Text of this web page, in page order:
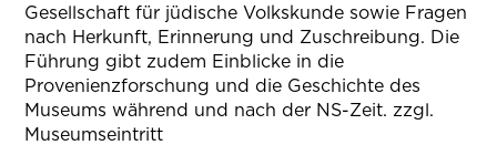
Gesellschaft für jüdische Volkskunde sowie Fragen
nach Herkunft, Erinnerung und Zuschreibung. Die
Führung gibt zudem Einblicke in die
Provenienzforschung und die Geschichte des
Museums während und nach der NS-Zeit. zzgl.
Museumseintritt